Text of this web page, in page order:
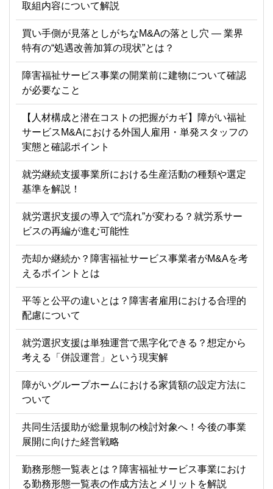
取組内容について解説
買い手側が見落としがちなM&Aの落とし穴 ― 業界
特有の“処遇改善加算の現状”とは？
障害福祉サービス事業の開業前に建物について確認
が必要なこと
【人材構成と潜在コストの把握がカギ】障がい福祉
サービスM&Aにおける外国人雇用・単発スタッフの
実態と確認ポイント
就労継続支援事業所における生産活動の種類や選定
基準を解説！
就労選択支援の導入で“流れ”が変わる？就労系サー
ビスの再編が進む可能性
売却か継続か？障害福祉サービス事業者がM&Aを考
えるポイントとは
平等と公平の違いとは？障害者雇用における合理的
配慮について
就労選択支援は単独運営で黒字化できる？想定から
考える「併設運営」という現実解
障がいグループホームにおける家賃額の設定方法に
ついて
共同生活援助が総量規制の検討対象へ！今後の事業
展開に向けた経営戦略
勤務形態一覧表とは？障害福祉サービス事業におけ
る勤務形態一覧表の作成方法とメリットを解説